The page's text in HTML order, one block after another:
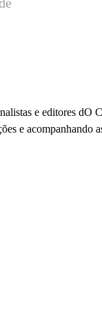
e editores dO
e acompanhando